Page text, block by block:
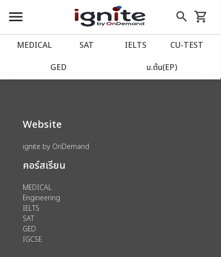
close
account_balance หน้าแรก
เว็บไซต์อิกไนท์
import_contacts วางแผนการเรียน
account_circle เข้าสู่ระบบ
assignment ลงทะเบียน
menu search
Skip
to
shopping_cart
รถเข็น
MEDICAL SAT IELTS CU‑TEST
GED ม.ต้น(EP)
We could not find anything for 80000177
Website
ignite by OnDemand
คอร์สเรียน
MEDICAL
Engineering
IELTS
SAT
GED
IGCSE